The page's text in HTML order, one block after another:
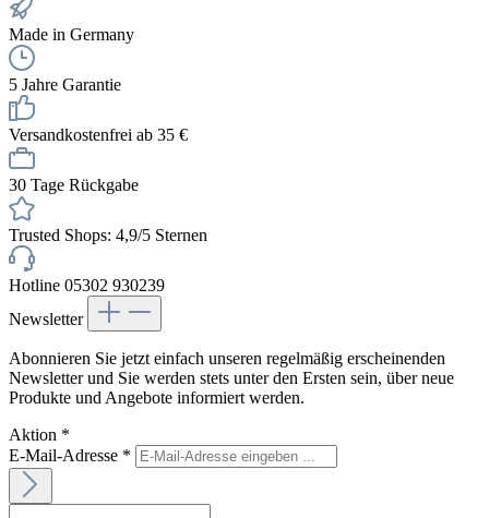
Made in Germany
5 Jahre Garantie
Versandkostenfrei ab 35 €
30 Tage Rückgabe
Trusted Shops: 4,9/5 Sternen
Hotline 05302 930239
Newsletter
Abonnieren Sie jetzt einfach unseren regelmäßig erscheinenden
Newsletter und Sie werden stets unter den Ersten sein, über neue
Produkte und Angebote informiert werden.
Aktion *
E-Mail-Adresse *